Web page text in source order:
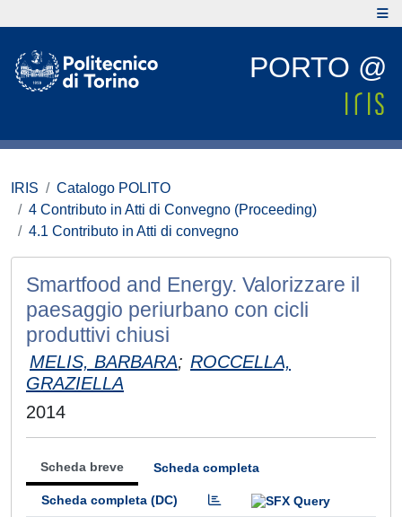
PORTO @
IRIS
Catalogo POLITO
4 Contributo in Atti di Convegno (Proceeding)
4.1 Contributo in Atti di convegno
Smartfood and Energy. Valorizzare il
paesaggio periurbano con cicli
produttivi chiusi
MELIS, BARBARA; ROCCELLA,
GRAZIELLA
2014
Scheda breve Scheda completa
Scheda completa (DC)